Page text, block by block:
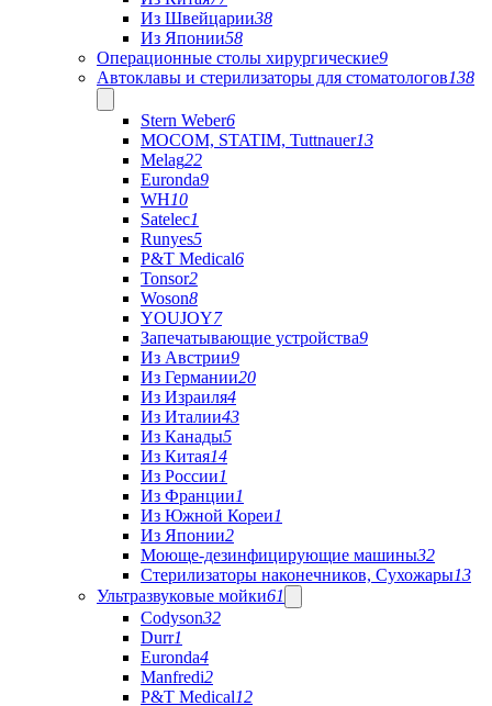
Из Швейцарии38
Из Японии58
Операционные столы хирургические9
Автоклавы и стерилизаторы для стоматологов138
Stern Weber6
MOCOM, STATIM, Tuttnauer13
Melag22
Euronda9
WH10
Satelec1
Runyes5
P&T Medical6
Tonsor2
Woson8
YOUJOY7
Запечатывающие устройства9
Из Австрии9
Из Германии20
Из Израиля4
Из Италии43
Из Канады5
Из Китая14
Из России1
Из Франции1
Из Южной Кореи1
Из Японии2
Моюще-дезинфицирующие машины32
Стерилизаторы наконечников, Сухожары13
Ультразвуковые мойки61
Codyson32
Durr1
Euronda4
Manfredi2
P&T Medical12